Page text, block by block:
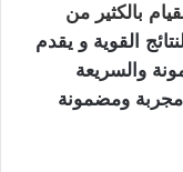
بالكثير من
القوية و يقدم
والسريعة
مجربة ومضمونة